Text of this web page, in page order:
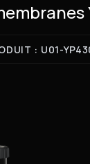
: U01-